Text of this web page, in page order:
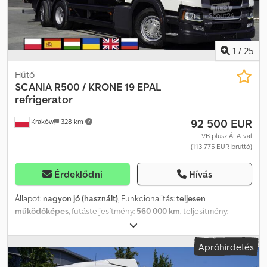
1 / 25
Kraków 328 km
Hűtő
SCANIA R500 / KRONE 19 EPAL
refrigerator
92 500 EUR
VB plusz ÁFA-val
(113 775 EUR bruttó)
Érdeklődni Hívás
Állapot: nagyon jó (használt), Funkcionalitás:teljesen
működőképes, futásteljesítmény: 560 000 km, teljesítmény:
, üzemanyagtípus:
kg, maximális teherbírás:13 400 kg, össztömeg:26 000 kg,
tengelyelrendezés:6x2, szín:fehér, vezetőfülke:alvófülke,
hajtástípus:automata, felfüggesztés: levegő
Apróhirdetés